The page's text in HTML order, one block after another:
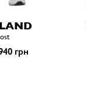
грн